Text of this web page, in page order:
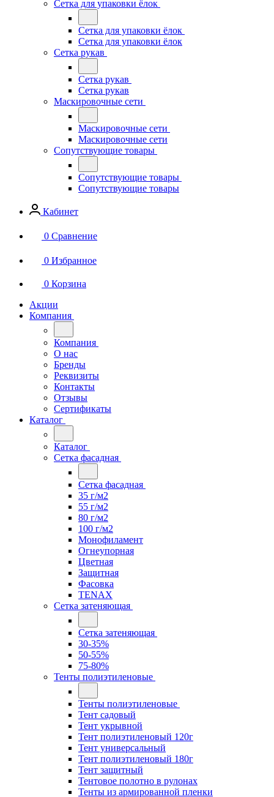
Сетка для упаковки ёлок
Сетка для упаковки ёлок
Сетка для упаковки ёлок
Сетка рукав
Сетка рукав
Сетка рукав
Маскировочные сети
Маскировочные сети
Маскировочные сети
Сопутствующие товары
Сопутствующие товары
Сопутствующие товары
Кабинет
0 Сравнение
0 Избранное
0 Корзина
Акции
Компания
Компания
О нас
Бренды
Реквизиты
Контакты
Отзывы
Сертификаты
Каталог
Каталог
Сетка фасадная
Сетка фасадная
35 г/м2
55 г/м2
80 г/м2
100 г/м2
Монофиламент
Огнеупорная
Цветная
Защитная
Фасовка
TENAX
Сетка затеняющая
Сетка затеняющая
30-35%
50-55%
75-80%
Тенты полиэтиленовые
Тенты полиэтиленовые
Тент садовый
Тент укрывной
Тент полиэтиленовый 120г
Тент универсальный
Тент полиэтиленовый 180г
Тент защитный
Тентовое полотно в рулонах
Тенты из армированной пленки